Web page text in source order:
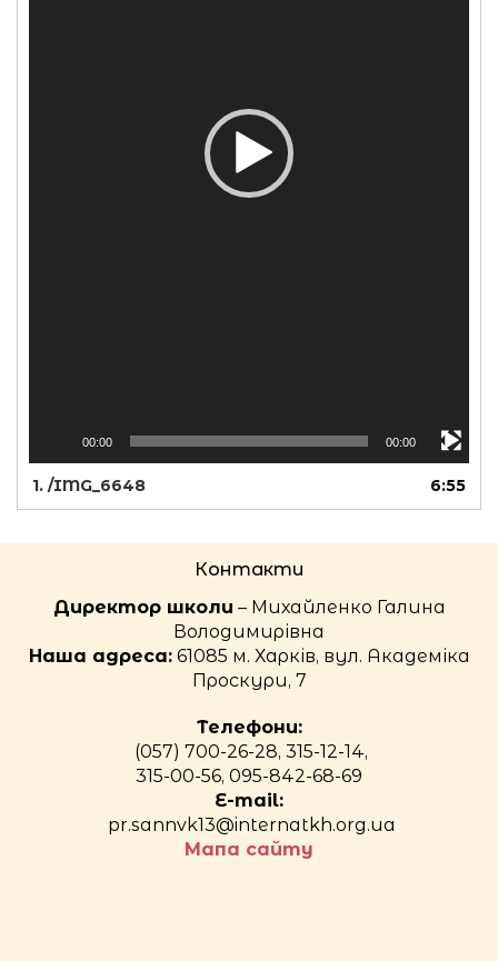
00:00 00:00
1. /IMG_6648 6:55
Контакти
Директор школи – Михайленко Галина
Володимирівна
Наша адреса:61085 м. Харків, вул. Академіка
Проскури, 7
Телефони:
(057) 700-26-28, 315-12-14,
315-00-56, 095-842-68-69
E-mail:
pr.sannvk13@internatkh.org.ua
Мапа сайту